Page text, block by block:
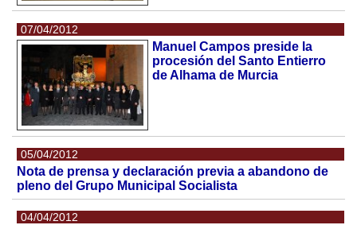
07/04/2012
Manuel Campos preside la
procesión del Santo Entierro
de Alhama de Murcia
05/04/2012
Nota de prensa y declaración previa a abandono de
pleno del Grupo Municipal Socialista
04/04/2012